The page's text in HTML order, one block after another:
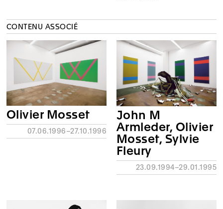
CONTENU ASSOCIÉ
Olivier Mosset
07.06.1996–27.10.1996
John M
Armleder, Olivier
Mosset, Sylvie
Fleury
23.09.1994–29.01.1995